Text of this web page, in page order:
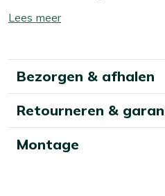
Strandstoel model:
Bekijk meer Verstelbare
Extra bescherming
Kees Smit Teak & Hardhout
Toon/verberg
Bezorgen & afhalen
Retourneren &
Montage